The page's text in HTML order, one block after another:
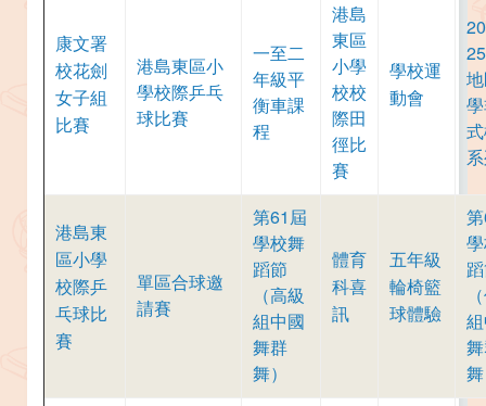
康文署
校花劍
女子組
比賽
港島東區小
學校際乒乓
球比賽
一至二
年級平
衡車課
程
港島
東區
小學
校校
際田
徑比
賽
學校運
動會
港島東
區小學
校際乒
乓球比
賽
單區合球邀
請賽
第61屆
學校舞
蹈節
（高級
組中國
舞群
舞）
體育
科喜
訊
五年級
輪椅籃
球體驗